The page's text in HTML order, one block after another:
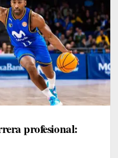
profesional: